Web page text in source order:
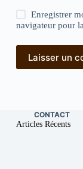
Enregistrer
navigateur pour
Laisser un
CONTACT
Articles Récents